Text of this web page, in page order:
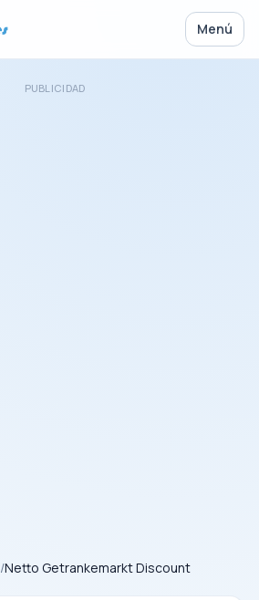
Menú
PUBLICIDAD
/Netto Getrankemarkt Discount